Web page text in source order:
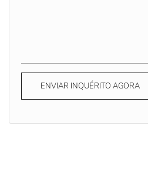
ENVIAR INQUÉRITO AGORA